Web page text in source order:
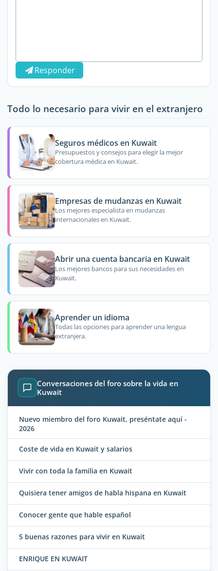
Responder
Todo lo necesario para vivir en el extranjero
Seguros médicos en Kuwait
Presupuestos y consejos para elegir la mejor
cobertura médica en Kuwait.
Empresas de mudanzas en Kuwait
Los mejores especialista en mudanzas
internacionales en Kuwait.
Abrir una cuenta bancaria en Kuwait
Los mejores bancos para sus necesidades en
Kuwait.
Aprender un idioma
Todas las opciones para aprender una lengua
extranjera.
Conversaciones del foro sobre la vida en
Kuwait
Nuevo miembro del foro Kuwait, preséntate aquí -
2026
Coste de vida en Kuwait y salarios
Vivir con toda la familia en Kuwait
Quisiera tener amigos de habla hispana en Kuwait
Conocer gente que hable español
5 buenas razones para vivir en Kuwait
ENRIQUE EN KUWAIT